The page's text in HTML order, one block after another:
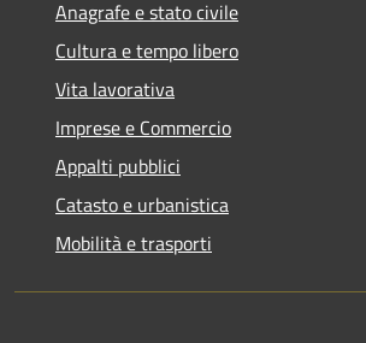
Anagrafe e stato civile
Cultura e tempo libero
Vita lavorativa
Imprese e Commercio
Appalti pubblici
Catasto e urbanistica
Mobilità e trasporti